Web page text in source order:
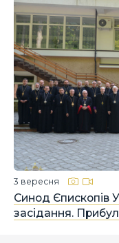
Синод Єпископів
засідання.
3 вересня